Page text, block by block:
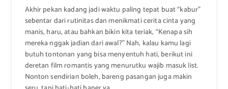
Akhir pekan kadang jadi waktu paling tepat buat “kabur”
sebentar dari rutinitas dan menikmati cerita cinta yang
manis, haru, atau bahkan bikin kita teriak, “Kenapa sih
mereka nggak jadian dari awal?” Nah, kalau kamu lagi
butuh tontonan yang bisa menyentuh hati, berikut ini
deretan film romantis yang menurutku wajib masuk list.
Nonton sendirian boleh, bareng pasangan juga makin